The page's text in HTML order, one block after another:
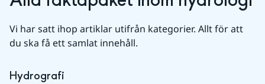
Vi har satt ihop artiklar utifrån kategorier. Allt för att
du ska få ett samlat innehåll.
Hydrografi